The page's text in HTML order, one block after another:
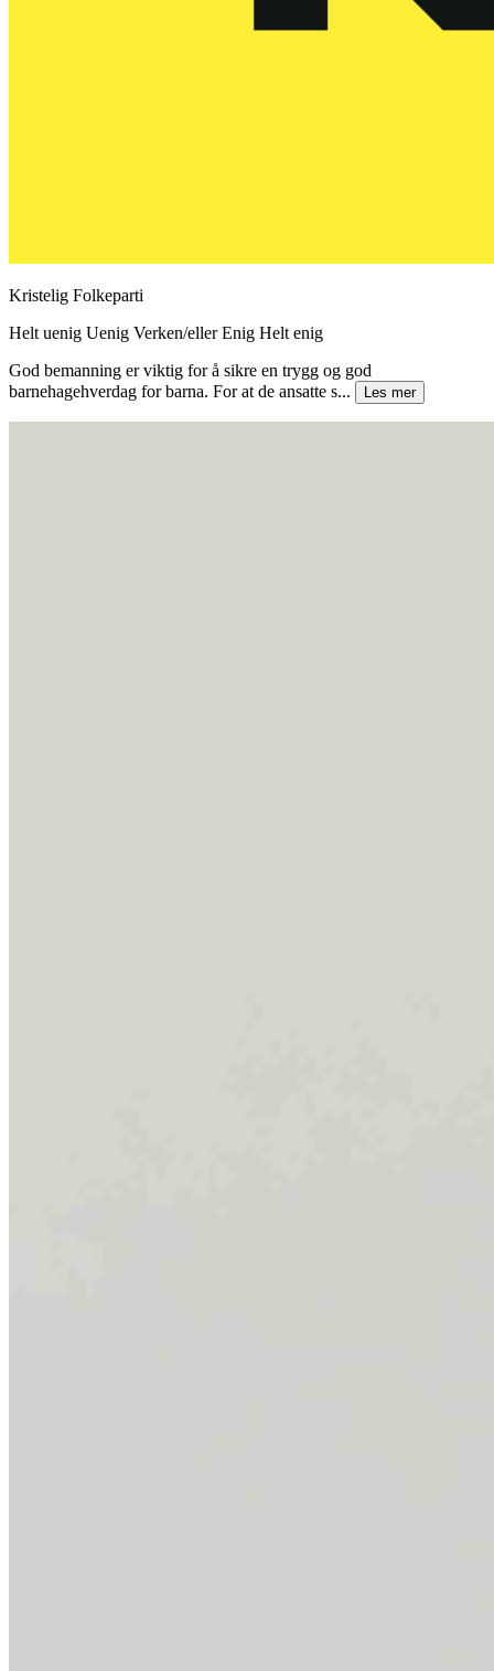
Kristelig Folkeparti
Helt uenig Uenig Verken/eller Enig Helt enig
God bemanning er viktig for å sikre en trygg og god
barnehagehverdag for barna. For at de ansatte s...
Les mer